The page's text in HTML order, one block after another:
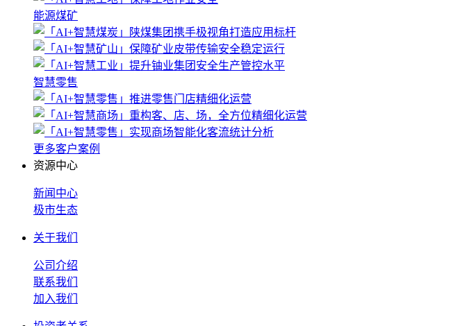
能源煤矿
智慧零售
更多客户案例
资源中心
新闻中心
极市生态
关于我们
公司介绍
联系我们
加入我们